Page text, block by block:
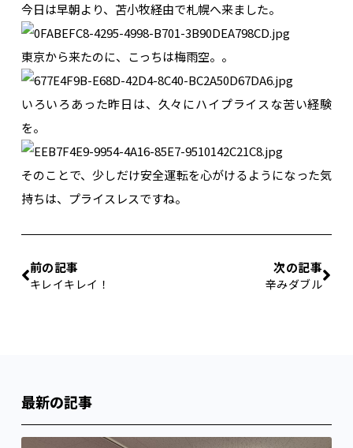
今日は早朝より、苫小牧経由で札幌へ来ました。
東京から来たのに、こっちは梅雨空。。
いろいろあった昨日は、久々にハイプライスな苦い経験
を。
そのことで、少しだけ安全運転を心がけるようになった気
持ちは、プライスレスですね。
前の記事
キレイキレイ！
次の記事
辛みダブル
最新の記事